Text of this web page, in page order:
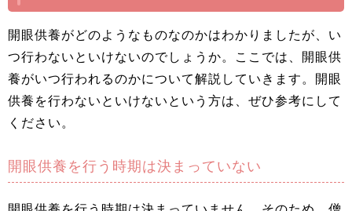
開眼供養がどのようなものなのかはわかりましたが、い
つ行わないといけないのでしょうか。ここでは、開眼供
養がいつ行われるのかについて解説していきます。開眼
供養を行わないといけないという方は、ぜひ参考にして
ください。
開眼供養を行う時期は決まっていない